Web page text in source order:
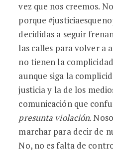
vez que nos creemos.
porque
decididas a seguir
las calles para volver a
no tienen la
aunque siga la
justicia y la de los
comunicación que
presunta violación.
marchar para decir de
No, no es falta de